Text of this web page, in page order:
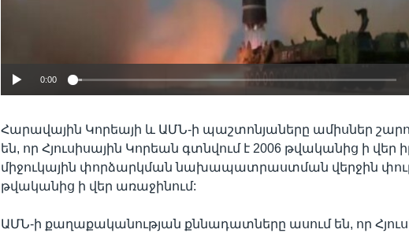
0:00
Հարավային Կորեայի և ԱՄՆ-ի պաշտոնյաները ամիսներ
են, որ Հյուսիսային Կորեան գտնվում է 2006 թվականից ի վեր
միջուկային փորձարկման նախապատրաստման վերջին
թվականից ի վեր առաջինում:
ԱՄՆ-ի քաղաքականության քննադատները ասում են, որ